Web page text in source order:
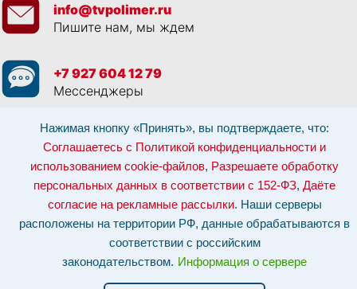
Нажимая кнопку «Принять», вы подтверждаете, что:
Соглашаетесь с Политикой конфиденциальности и
использованием cookie-файлов, Разрешаете обработку
персональных данных в соответствии с 152-ФЗ, Даёте
согласие на рекламные рассылки. Наши серверы
расположены на территории РФ, данные обрабатываются в
соответствии с российским
законодательством. Информация о сервере
info@tvpolimer.ru
Пишите нам, мы ждем
+7 927 604 12 79
Мессенджеры
Просматривая данный веб сайт, и обращаясь к нам, вы:Соглашаетесь с
Политикой конфиденциальности и использованием cookie-файлов,
Разрешаете обработку персональных данных в соответствии с 152-ФЗ
Даёте согласие на рекламные рассылки.
Отозвать согласие на обработку персональных данных: по эл-почте:
info@tvpolimer.ru| по телефону8 800 551 30 80
соответствии с российским законодательством.Информация о сервере и
Сайт носит исключительно информационный характер и не является